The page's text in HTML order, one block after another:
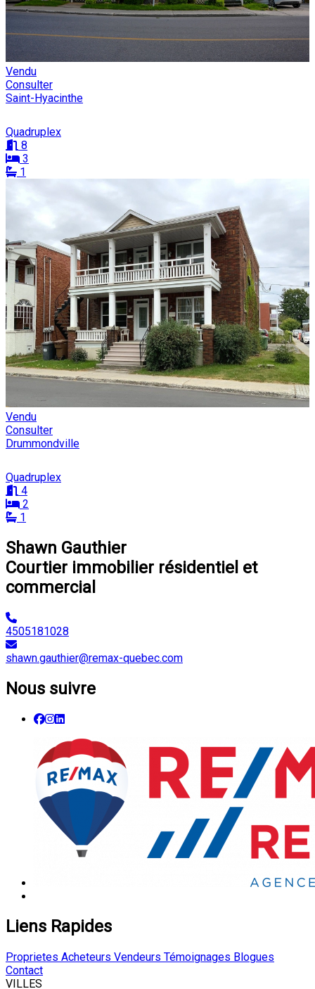
Vendu
Consulter
Saint-Hyacinthe
Quadruplex
8
3
1
Vendu
Consulter
Drummondville
Quadruplex
4
2
1
Shawn Gauthier
Courtier immobilier résidentiel et
commercial
4505181028
shawn.gauthier@remax-quebec.com
Nous suivre
Liens Rapides
Proprietes Acheteurs Vendeurs Témoignages Blogues
Contact
VILLES